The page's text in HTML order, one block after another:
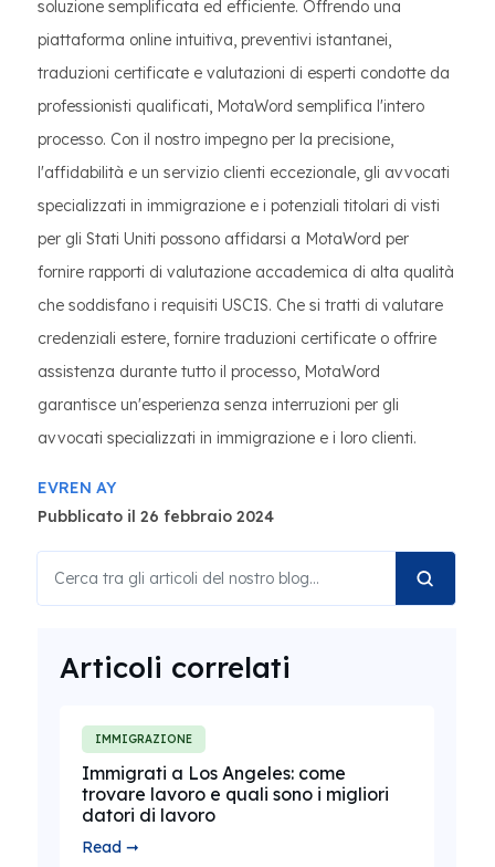
soluzione semplificata ed efficiente. Offrendo una
piattaforma online intuitiva, preventivi istantanei,
traduzioni certificate e valutazioni di esperti condotte da
professionisti qualificati, MotaWord semplifica l'intero
processo. Con il nostro impegno per la precisione,
l'affidabilità e un servizio clienti eccezionale, gli avvocati
specializzati in immigrazione e i potenziali titolari di visti
per gli Stati Uniti possono affidarsi a MotaWord per
fornire rapporti di valutazione accademica di alta qualità
che soddisfano i requisiti USCIS. Che si tratti di valutare
credenziali estere, fornire traduzioni certificate o offrire
assistenza durante tutto il processo, MotaWord
garantisce un'esperienza senza interruzioni per gli
avvocati specializzati in immigrazione e i loro clienti.
EVREN AY
Pubblicato il 26 febbraio 2024
Articoli correlati
IMMIGRAZIONE
Immigrati a Los Angeles: come
trovare lavoro e quali sono i migliori
datori di lavoro
Read ➞